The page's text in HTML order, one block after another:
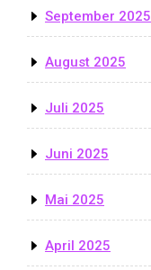
September 2025
August 2025
Juli 2025
Juni 2025
Mai 2025
April 2025